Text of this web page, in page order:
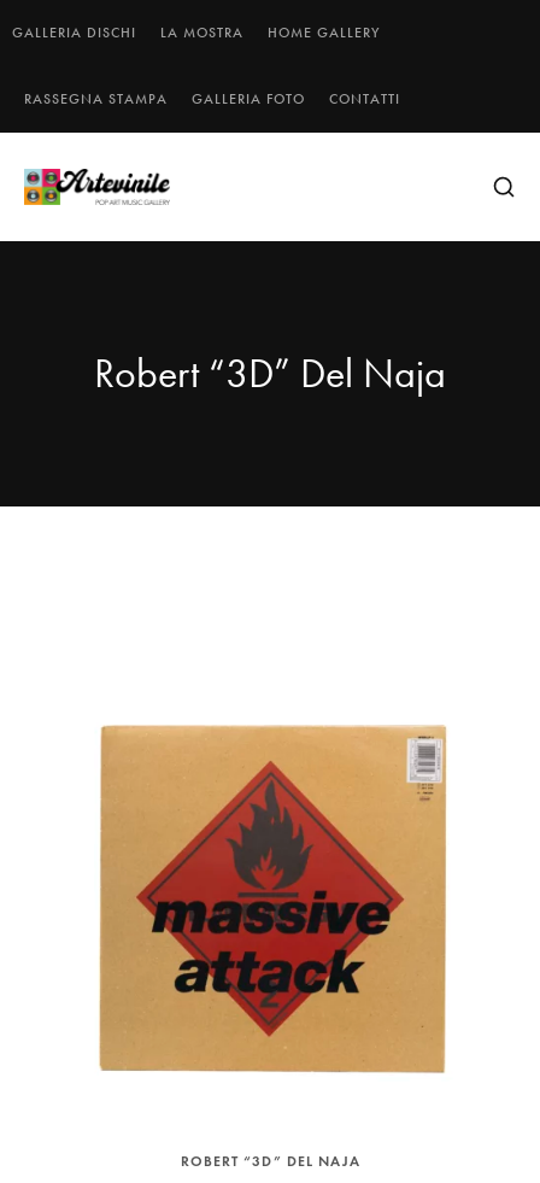
GALLERIA DISCHI LA MOSTRA HOME GALLERY
RASSEGNA STAMPA GALLERIA FOTO CONTATTI
Robert “3D” Del Naja
ROBERT “3D” DEL NAJA